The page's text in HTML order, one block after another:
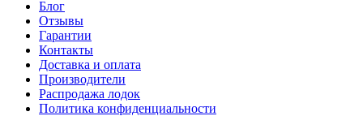
Блог
Отзывы
Гарантии
Контакты
Доставка и оплата
Производители
Распродажа лодок
Политика конфиденциальности